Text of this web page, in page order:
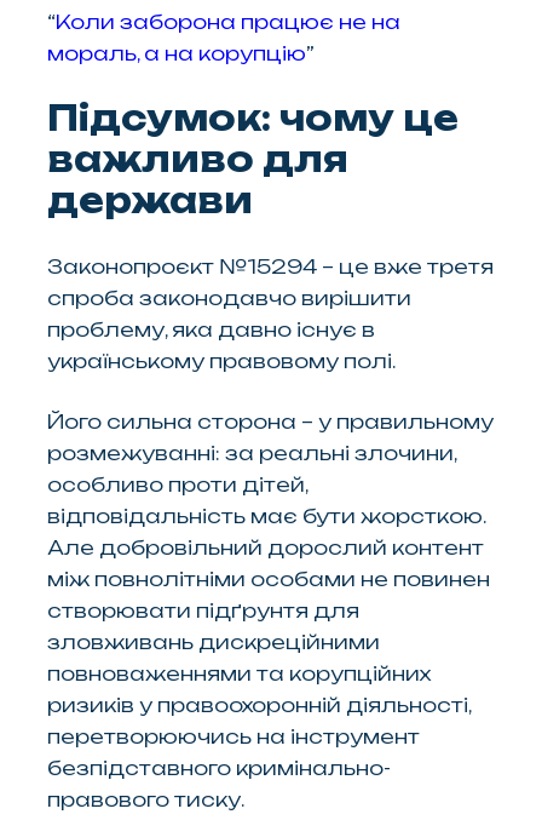
“Коли заборона працює не на
мораль, а на корупцію”
Підсумок: чому це
важливо для
держави
Законопроєкт №15294 – це вже третя
спроба законодавчо вирішити
проблему, яка давно існує в
українському правовому полі.
Його сильна сторона – у правильному
розмежуванні: за реальні злочини,
особливо проти дітей,
відповідальність має бути жорсткою.
Але добровільний дорослий контент
між повнолітніми особами не повинен
створювати підґрунтя для
зловживань дискреційними
повноваженнями та корупційних
ризиків у правоохоронній діяльності,
перетворюючись на інструмент
безпідставного кримінально-
правового тиску.